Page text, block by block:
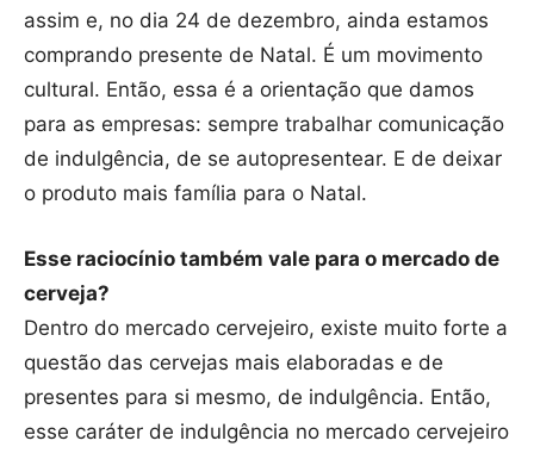
assim e, no dia 24 de dezembro, ainda estamos
comprando presente de Natal. É um movimento
cultural. Então, essa é a orientação que damos
para as empresas: sempre trabalhar comunicação
de indulgência, de se autopresentear. E de deixar
o produto mais família para o Natal.
Esse raciocínio também vale para o mercado de
cerveja?
Dentro do mercado cervejeiro, existe muito forte a
questão das cervejas mais elaboradas e de
presentes para si mesmo, de indulgência. Então,
esse caráter de indulgência no mercado cervejeiro